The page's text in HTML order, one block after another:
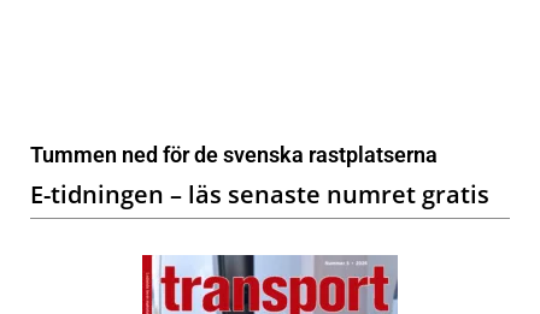
Tummen ned för de svenska rastplatserna
E-tidningen – läs senaste numret gratis